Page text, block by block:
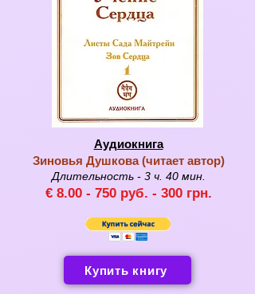
Аудиокнига
Зиновья Душкова (читает автор)
Длительность - 3 ч. 40 мин.
€ 8.00 - 750 руб. - 300грн.
Купить книгу